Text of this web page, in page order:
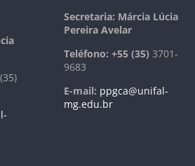
Secretaria: Márcia Lúcia
Pereira Avelar
Teléfono: +55 (35) 3701-
9683
E-mail: ppgca@unifal-
mg.edu.br